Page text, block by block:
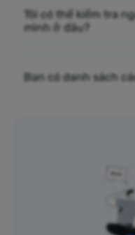
Tôi có thể kiểm tra
mình ở đâu?
Bạn có danh sách